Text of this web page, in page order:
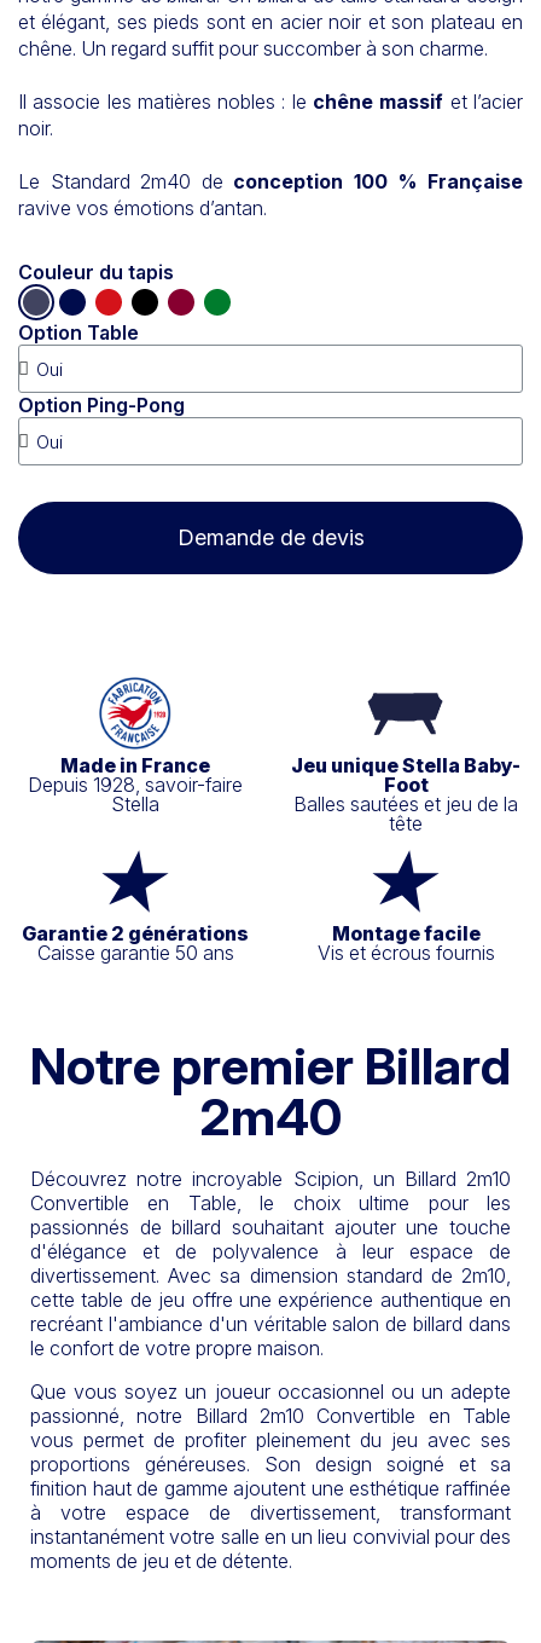
et élégant, ses pieds sont en acier noir et son plateau en
chêne. Un regard suffit pour succomber à son charme.
Il associe les matières nobles : le chêne massif et l’acier
noir.
Le Standard 2m40 de conception 100 % Française
ravive vos émotions d’antan.
Couleur du tapis
Option Table
Option Ping-Pong
Demande de devis
Made in France
Depuis 1928, savoir-faire
Stella
Jeu unique Stella Baby-
Foot
Balles sautées et jeu de la
tête
Garantie 2 générations
Caisse garantie 50 ans
Montage facile
Vis et écrous fournis
Notre premier Billard
2m40
Découvrez notre incroyable Scipion, un Billard 2m10
Convertible en Table, le choix ultime pour les
passionnés de billard souhaitant ajouter une touche
d'élégance et de polyvalence à leur espace de
divertissement. Avec sa dimension standard de 2m10,
cette table de jeu offre une expérience authentique en
recréant l'ambiance d'un véritable salon de billard dans
le confort de votre propre maison.
Que vous soyez un joueur occasionnel ou un adepte
passionné, notre Billard 2m10 Convertible en Table
vous permet de profiter pleinement du jeu avec ses
proportions généreuses. Son design soigné et sa
finition haut de gamme ajoutent une esthétique raffinée
à votre espace de divertissement, transformant
instantanément votre salle en un lieu convivial pour des
moments de jeu et de détente.